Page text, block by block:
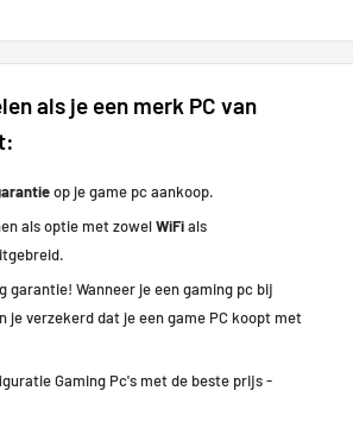
als je een merk PC van
op je game pc aankoop.
als optie met zowelWiFials
garantie! Wanneer je een gaming pc bij
je verzekerd dat je een game PC koopt met
Gaming Pc's met de beste prijs -